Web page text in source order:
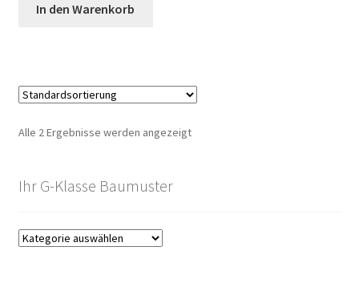
In den Warenkorb
Alle 2 Ergebnisse werden angezeigt
Ihr G-Klasse Baumuster